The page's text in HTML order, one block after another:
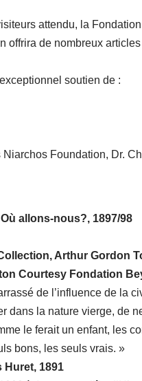
attendu, la
offrira de nombreux
soutien de :
Foundation, Dr.
allons-nous?, 1897/98
Arthur Gordon
Courtesy Fondation
de l’influence de la
dans la nature vierge, de
le ferait un enfant, les
bons, les seuls vrais. »
Huret, 1891